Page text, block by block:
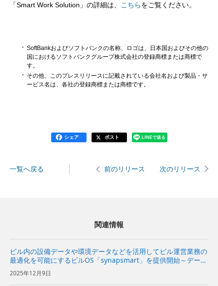
「Smart Work Solution」の詳細は、 こちらをご覧ください。
SoftBankおよびソフトバンクの名称、ロゴは、日本国およびその他の
国におけるソフトバンクグループ株式会社の登録商標または商標で
す。
その他、このプレスリリースに記載されている会社名および製品・サ
ービス名は、各社の登録商標または商標です。
シェア ポスト LINEで送る
一覧へ戻る 前のリリース 次のリリース
関連情報
ビル内の設備データや環境データなどを活用してビル運営業務の
最適化を可能にするビルOS「synapsmart」を提供開始～データ
に基づく最適な環境づくりや販促活動が可能になり、テナントや
来訪者など全てのビル利用者の満足度向上に貢献～ | 企業...
2025年12月9日